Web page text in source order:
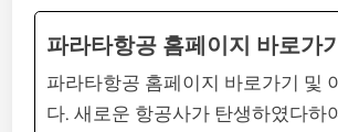
파라타항공 홈페이지 바로가
파라타항공 홈페이지 바로가기 및
다. 새로운 항공사가 탄생하였다하